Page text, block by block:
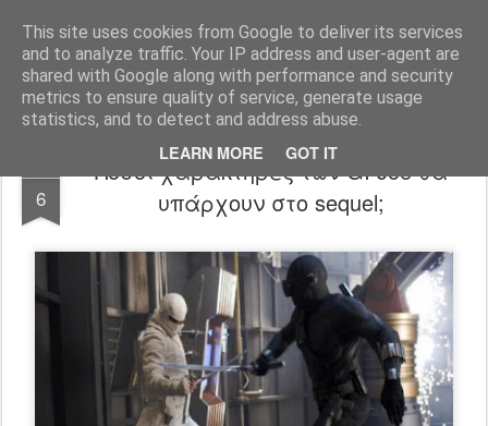
This site uses cookies from Google to deliver its services
and to analyze traffic. Your IP address and user-agent are
shared with Google along with performance and security
metrics to ensure quality of service, generate usage
statistics, and to detect and address abuse.
LEARN MORE GOT IT
FilmBoy
6
Πόσοι χαρακτήρες των GI Joe θα
υπάρχουν στο sequel;